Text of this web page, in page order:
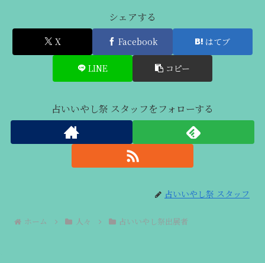
シェアする
X Facebook はてブ
LINE コピー
占いいやし祭 スタッフをフォローする
占いいやし祭 スタッフ
ホーム 人々 占いいやし祭出展者